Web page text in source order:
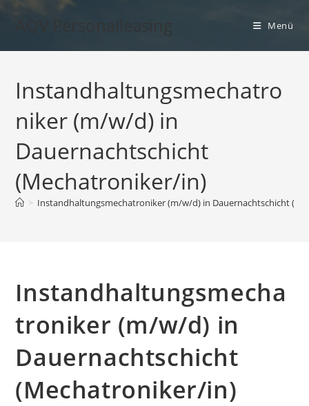
Menü
Instandhaltungsmechatro
niker (m/w/d) in
Dauernachtschicht
(Mechatroniker/in)
> Instandhaltungsmechatroniker (m/w/d) in Dauernachtschicht
Instandhaltungsmecha
troniker (m/w/d) in
Dauernachtschicht
(Mechatroniker/in)